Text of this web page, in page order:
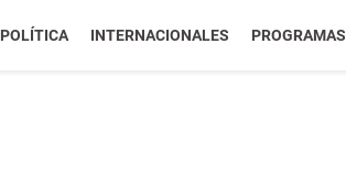
POLÍTICA INTERNACIONALES PROGRAMAS